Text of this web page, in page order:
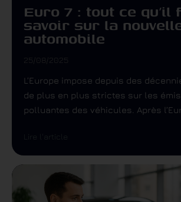
Euro 7 : tout ce qu’il
savoir sur la
automobile
25/08/2025
L’Europe impose depuis des
de plus en plus strictes sur les
polluantes des véhicules. Après
Lire l'article